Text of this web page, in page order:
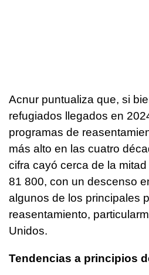
Acnur puntualiza que, si
refugiados llegados en
programas de
más alto en las cuatro
cifra cayó cerca de la
81 800, con un descenso
algunos de los principales
reasentamiento,
Unidos.
Tendencias a principios